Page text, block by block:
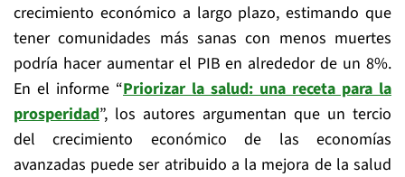
crecimiento económico a largo plazo, estimando que
tener comunidades más sanas con menos muertes
podría hacer aumentar el PIB en alrededor de un 8%.
En el informe “Priorizar la salud: una receta para la
prosperidad”, los autores argumentan que un tercio
del crecimiento económico de las economías
avanzadas puede ser atribuido a la mejora de la salud